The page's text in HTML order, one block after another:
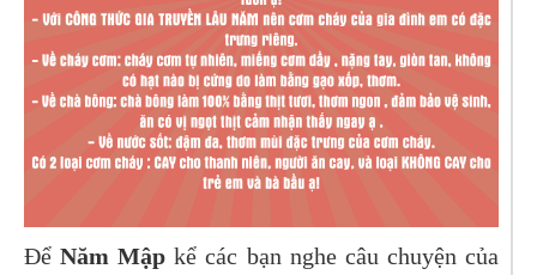
ĐểNăm Mập kể các bạn nghe câu chuyện của